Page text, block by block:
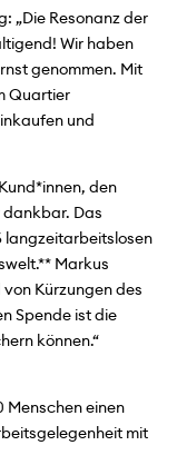
„Die Resonanz der
Wir haben
genommen. Mit
Quartier
und
den
dankbar. Das
langzeitarbeitslosen
Markus
Kürzungen des
Spende ist die
können.“
einen
mit